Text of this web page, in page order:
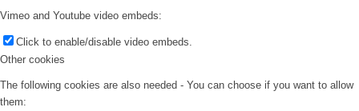
Vimeo and Youtube video embeds:
Click to enable/disable video embeds.
Other cookies
The following cookies are also needed - You can choose if you want to allow
them: